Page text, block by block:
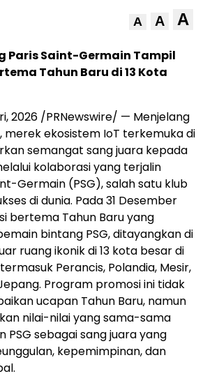
A A A
Paris Saint-Germain Tampil
Tahun Baru di 13 Kota
2026 /PRNewswire/ — Menjelang
merek ekosistem IoT terkemuka di
semangat sang juara kepada
kolaborasi yang terjalin
Germain (PSG), salah satu klub
di dunia. Pada 31 Desember
bertema Tahun Baru yang
bintang PSG, ditayangkan di
ruang ikonik di 13 kota besar di
Perancis, Polandia, Mesir,
Program promosi ini tidak
ucapan Tahun Baru, namun
nilai-nilai yang sama-sama
PSG sebagai sang juara yang
kepemimpinan, dan